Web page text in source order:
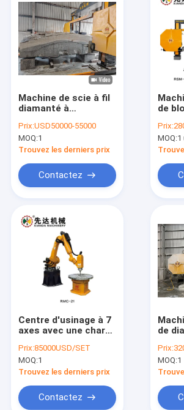
Produits
VR Show
À propos de nous
Contactez-nous
Nouvelles
Machine de scie à fil
diamanté à
avec une précision
de coupe élevée et
une liaison à quatre
coupe de la pierre
Prix:USD50000-55000
MOQ:1
Trouvez les derniers prix
Contactez
de
Prix:
MOQ:1
Centre d'usinage à 7
axes avec une charge
et une précision de
positionnement
répétée de ± 0,05 mm
pierre stéréo 3D
Prix:85000USD/SET
MOQ:1
Trouvez les derniers prix
Contactez
de
de
Prix:
MOQ:1